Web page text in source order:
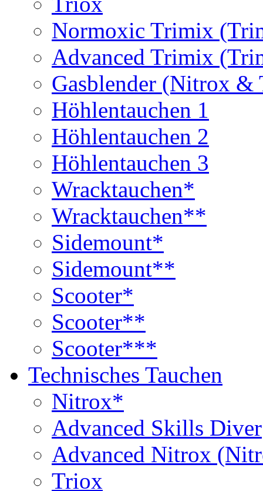
Normoxic Trimix
Advanced Trimix
Gasblender (Nitrox
Höhlentauchen 1
Höhlentauchen 2
Höhlentauchen 3
Wracktauchen*
Wracktauchen**
Sidemount*
Sidemount**
Scooter*
Scooter**
Scooter***
Technisches Tauchen
Nitrox*
Advanced Skills Diver
Advanced Nitrox
Triox